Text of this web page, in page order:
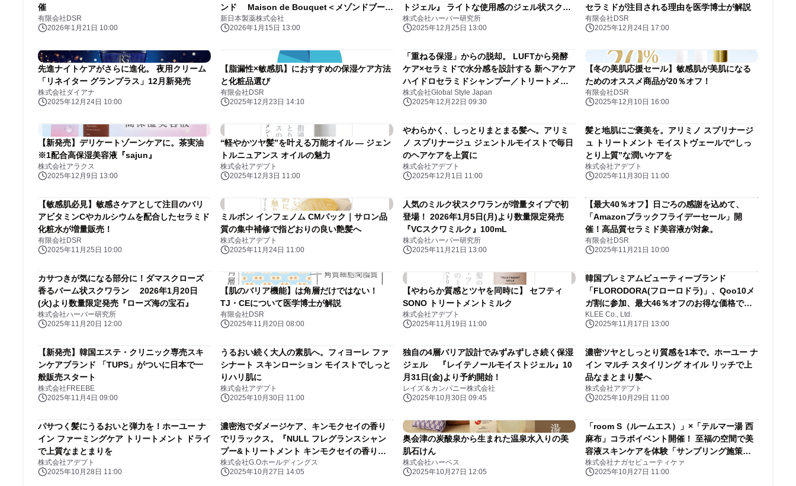
催
有限会社DSR
2026年1月21日 10:00
ンド Maison de Bouquet＜メゾンドブーケ
＞がデビュー！ 第1弾商品「プロテクトデイク
リーム」2026年2月15日発売開始！
新日本製薬株式会社
2026年1月15日 13:00
トジェル』 ライトな使用感のジェル状スクワ
ランが再登場！
株式会社ハーバー研究所
2025年12月25日 13:00
セラミドが注目される理由を医学博士が解説
有限会社DSR
2025年12月24日 17:00
先進ナイトケアがさらに進化。 夜用クリーム
「リネイター グランプラス」12月新発売
株式会社ダイアナ
2025年12月24日 10:00
【脂漏性×敏感肌】におすすめの保湿ケア方法
と化粧品選び
有限会社DSR
2025年12月23日 14:10
「重ねる保湿」からの脱却。 LUFTから発酵
ケア×セラミドで水分感を設計する 新ヘアケア
ハイドロセラミドシャンプー／トリートメン
ト登場。 12/22より各ECモールより発売
株式会社Global Style Japan
2025年12月22日 09:30
【冬の美肌応援セール】敏感肌が美肌になる
ためのオススメ商品が20％オフ！
有限会社DSR
2025年12月10日 16:00
【新発売】デリケートゾーンケアに。茶実油
※1配合高保湿美容液『sajun』
株式会社アラクス
2025年12月9日 13:00
“軽やかツヤ髪”を叶える万能オイル — ジェン
トルニュアンス オイルの魅力
株式会社アデプト
2025年12月3日 11:00
やわらかく、しっとりまとまる髪へ。アリミ
ノ スプリナージュ ジェントルモイストで毎日
のヘアケアを上質に
株式会社アデプト
2025年12月1日 11:00
髪と地肌にご褒美を。アリミノ スプリナージ
ュ トリートメント モイストヴェールで“しっ
とり上質”な潤いケアを
株式会社アデプト
2025年11月30日 11:00
【敏感肌必見】敏感さケアとして注目のバリ
アビタミンCやカルシウムを配合したセラミド
化粧水が増量販売！
有限会社DSR
2025年11月25日 10:00
ミルボン インフェノム CMパック｜サロン品
質の集中補修で指どおりの良い艶髪へ
株式会社アデプト
2025年11月24日 11:00
人気のミルク状スクワランが増量タイプで初
登場！ 2026年1月5日(月)より数量限定発売
『VCスクワミルク』100mL
株式会社ハーバー研究所
2025年11月21日 13:00
【最大40％オフ】日ごろの感謝を込めて、
「Amazonブラックフライデーセール」開
催！高品質セラミド美容液が対象。
有限会社DSR
2025年11月21日 10:00
カサつきが気になる部分に！ダマスクローズ
香るバーム状スクワラン 2026年1月20日
(火)より数量限定発売『ローズ海の宝石』
株式会社ハーバー研究所
2025年11月20日 12:00
【肌のバリア機能】は角層だけではない！
TJ・CEについて医学博士が解説
有限会社DSR
2025年11月20日 08:00
【やわらか質感とツヤを同時に】 セフティ
SONO トリートメントミルク
株式会社アデプト
2025年11月19日 11:00
韓国プレミアムビューティーブランド
「FLORODORA(フローロドラ)」、Qoo10メ
ガ割に参加、最大46％オフのお得な価格で販
売！
KLEE Co., Ltd.
2025年11月17日 13:00
【新発売】韓国エステ・クリニック専売スキ
ンケアブランド 「TUPS」がついに日本で一
般販売スタート
株式会社FREEBE
2025年11月4日 09:00
うるおい続く大人の素肌へ。フィヨーレ ファ
シナート スキンローション モイストでしっと
りハリ肌に
株式会社アデプト
2025年10月30日 11:00
独自の4層バリア設計でみずみずしさ続く保湿
ジェル 『レイテノールモイストジェル』10
月31日(金)より予約開始！
レイズ＆カンパニー株式会社
2025年10月30日 09:45
濃密ツヤとしっとり質感を1本で。ホーユー ナ
イン マルチ スタイリング オイル リッチで上
品なまとまり髪へ
株式会社アデプト
2025年10月29日 11:00
パサつく髪にうるおいと弾力を！ホーユー ナ
イン ファーミングケア トリートメント ドライ
で上質なまとまりを
株式会社アデプト
2025年10月28日 11:00
濃密泡でダメージケア、キンモクセイの香り
でリラックス。『NULL フレグランスシャン
プー&トリートメント キンモクセイの香り』
10月27日より発売開始
株式会社G.Oホールディングス
2025年10月27日 14:05
奥会津の炭酸泉から生まれた温泉水入りの美
肌石けん
株式会社ハーベス
2025年10月27日 12:05
「room S（ルームエス）」×「テルマー湯 西
麻布」コラボイベント開催！ 至福の空間で美
容液スキンケアを体験「サンプリング施策」
や「肌チェック」を実施
株式会社ナガセビューティケァ
2025年10月27日 11:00